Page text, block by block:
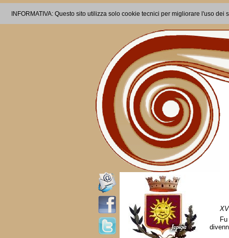
INFORMATIVA: Questo sito utilizza solo cookie tecnici per migliorare l'uso